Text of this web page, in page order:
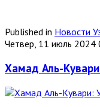
Published in Новости
Четвер, 11 июль 2024
Хамад Аль-